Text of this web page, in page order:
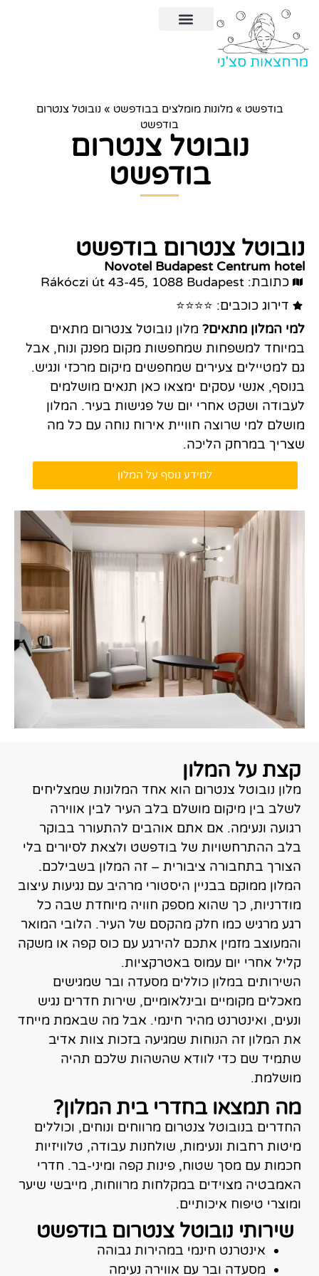
בודפשט »מלונות מומלצים בבודפשט » נובוטל צנטרום
בודפשט
נובוטל צנטרום
בודפשט
נובוטל צנטרום בודפשט
Novotel Budapest Centrum hotel
כתובת: Rákóczi út 43-45, 1088 Budapest
דירוג כוכבים: ⭐⭐⭐⭐
למי המלון מתאים? מלון נובוטל צנטרום מתאים
במיוחד למשפחות שמחפשות מקום מפנק ונוח, אבל
גם למטיילים צעירים שמחפשים מיקום מרכזי ונגיש.
בנוסף, אנשי עסקים ימצאו כאן תנאים מושלמים
לעבודה ושקט אחרי יום של פגישות בעיר. המלון
מושלם למי שרוצה חוויית אירוח נוחה עם כל מה
שצריך במרחק הליכה.
למידע נוסף על המלון
קצת על המלון
מלון נובוטל צנטרום הוא אחד המלונות שמצליחים
לשלב בין מיקום מושלם בלב העיר לבין אווירה
רגועה ונעימה. אם אתם אוהבים להתעורר בבוקר
בלב ההתרחשויות של בודפשט ולצאת לסיורים בלי
הצורך בתחבורה ציבורית – זה המלון בשבילכם.
המלון ממוקם בבניין היסטורי מרהיב עם נגיעות עיצוב
מודרניות, כך שהוא מספק חוויה מיוחדת שבה כל
רגע מרגיש כמו חלק מהקסם של העיר. הלובי המואר
והמעוצב מזמין אתכם להירגע עם כוס קפה או משקה
קליל אחרי יום עמוס באטרקציות.
השירותים במלון כוללים מסעדה ובר שמגישים
מאכלים מקומיים ובינלאומיים, שירות חדרים נגיש
ונעים, ואינטרנט מהיר חינמי. אבל מה שבאמת מייחד
את המלון זה הנוחות שמגיעה בזכות צוות אדיב
שתמיד שם כדי לוודא שהשהות שלכם תהיה
מושלמת.
מה תמצאו בחדרי בית המלון?
החדרים בנובוטל צנטרום מרווחים ונוחים, וכוללים
מיטות רחבות ונעימות, שולחנות עבודה, טלוויזיות
חכמות עם מסך שטוח, פינות קפה ומיני-בר. חדרי
האמבטיה מצוידים במקלחות מרווחות, מייבשי שיער
ומוצרי טיפוח איכותיים.
שירותי נובוטל צנטרום בודפשט
אינטרנט חינמי במהירות גבוהה
מסעדה ובר עם אווירה נעימה